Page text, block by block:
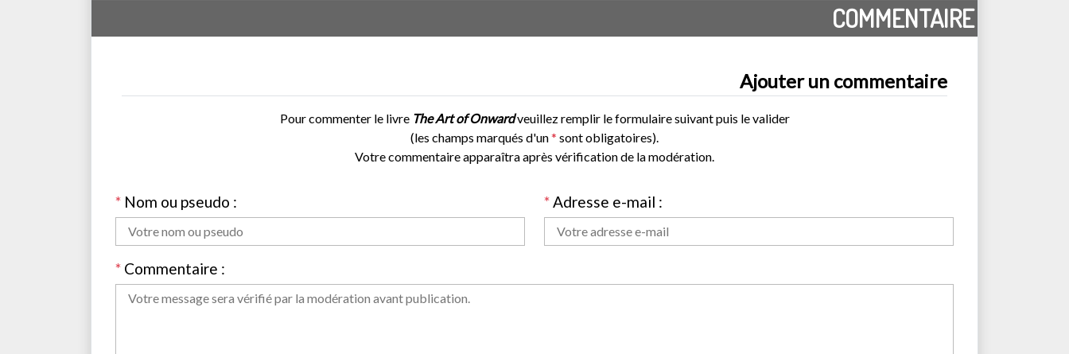
COMMENTAIRE
Ajouter un commentaire
Pour commenter le livre The Art of Onwardveuillez remplir le formulaire suivant puis le valider
(les champs marqués d'un* sont obligatoires).
Votre commentaire apparaîtra après vérification de la modération.
* Nom ou pseudo : *Adresse e-mail :
* Commentaire :